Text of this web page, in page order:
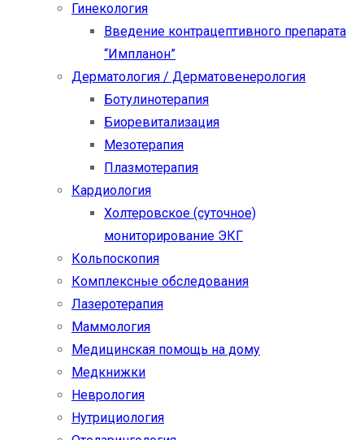
Гинекология
Введение контрацептивного препарата
“Импланон”
Дерматология / Дерматовенерология
Ботулинотерапия
Биоревитализация
Мезотерапия
Плазмотерапия
Кардиология
Холтеровское (суточное)
мониторирование ЭКГ
Кольпоскопия
Комплексные обследования
Лазеротерапия
Маммология
Медицинская помощь на дому
Медкнижки
Неврология
Нутрициология